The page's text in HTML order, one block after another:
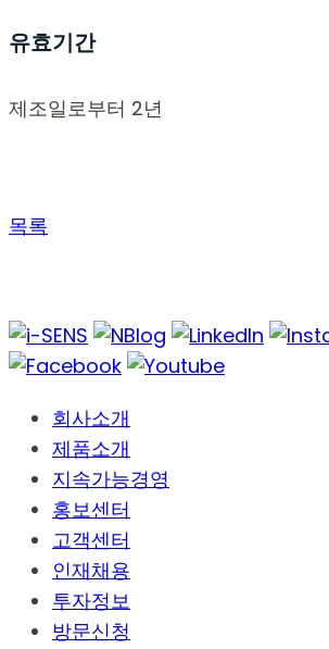
유효기간
제조일로부터 2년
목록
회사소개
제품소개
지속가능경영
홍보센터
고객센터
인재채용
투자정보
방문신청